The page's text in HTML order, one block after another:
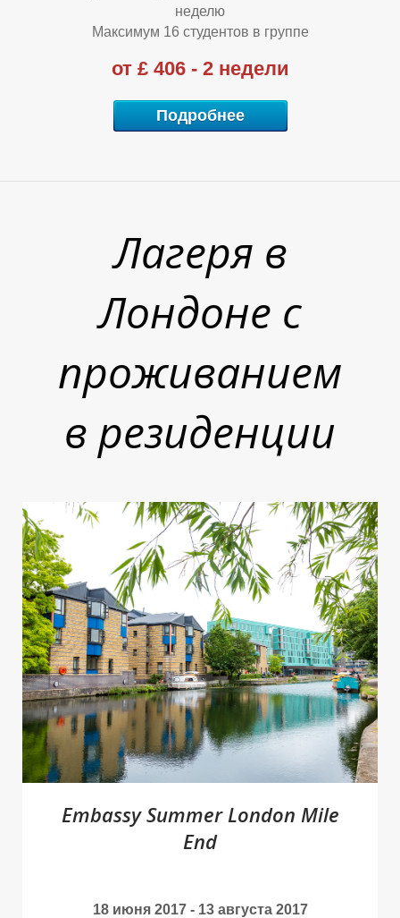
О
Т
О
Т
неделю
Максимум 16 студентов в группе
от £ 406 - 2 недели
Подробнее
Лагеря в
Лондоне с
проживанием
в резиденции
Embassy Summer London Mile
End
18 июня 2017 - 13 августа 2017
О
Т